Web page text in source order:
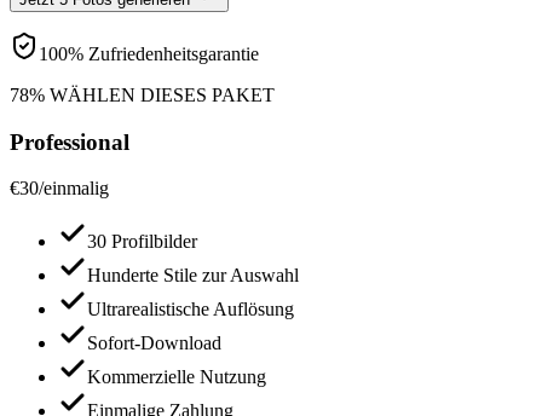
100% Zufriedenheitsgarantie
78% WÄHLEN DIESES PAKET
Professional
€30/einmalig
30 Profilbilder
Hunderte Stile zur Auswahl
Ultrarealistische Auflösung
Sofort-Download
Kommerzielle Nutzung
Einmalige Zahlung